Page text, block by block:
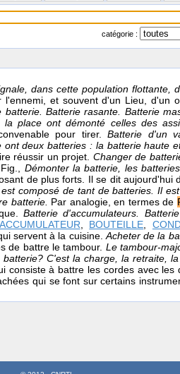
catégorie :
dans cette population flottante,
et souvent d'un Lieu, d'un
batterie. Batterie rasante. Batterie
place ont démonté celles des
pour tirer.Batterie d'un
deux batteries : la batterie haute
réussir un projet. Changer de
Démonter la batterie, les
de plus forts. Il se dit aujourd'hui
composé de tant de batteries. Il
batterie. Par analogie, en termes de
Batterie d'accumulateurs.
ACCUMULATEUR, BOUTEILLE,
servent à la cuisine.Acheter de la
de battre le tambour. Le tambour-
C'est la charge, la retraite, la
consiste à battre les cordes avec
qui se font sur certains